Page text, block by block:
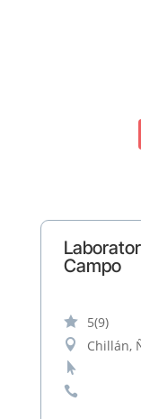
Campo
 5(9)
 Chillán,

